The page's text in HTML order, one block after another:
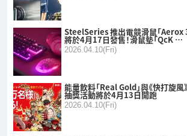
SteelSeries 推出電競滑鼠「Aerox
將於4月17日發售！滑鼠墊「QcK …
2026.04.10(Fri)
能量飲料「Real Gold」與《快打旋風
抽獎活動將於4月13日開跑
2026.04.10(Fri)